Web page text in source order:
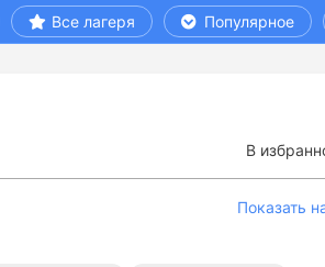
Все лагеря Популярное
В
Показать